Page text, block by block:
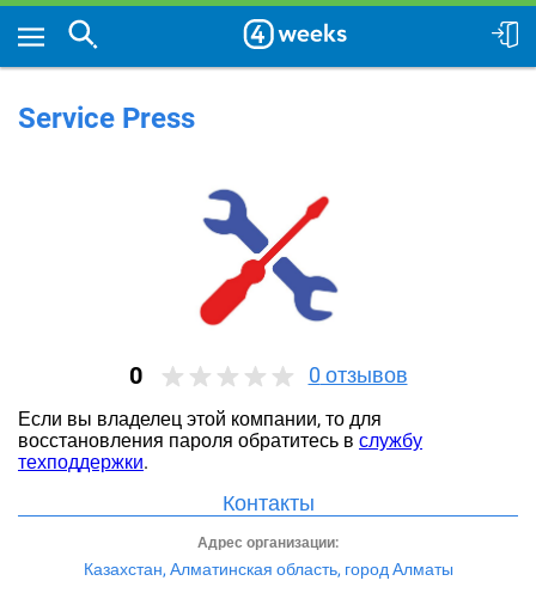
Service Press
0 0 отзывов
Если вы владелец этой компании, то для
восстановления пароля обратитесь в службу
техподдержки.
Контакты
Адрес организации:
Казахстан, Алматинская область, город Алматы